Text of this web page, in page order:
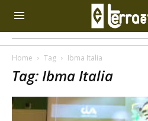
Home Tag Ibma Italia
Tag: Ibma Italia